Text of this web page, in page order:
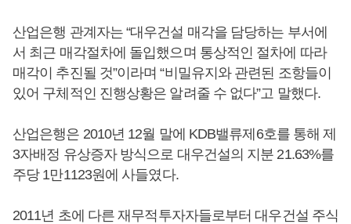
산업은행 관계자는 “대우건설 매각을 담당하는 부서에
서 최근 매각절차에 돌입했으며 통상적인 절차에 따라
매각이 추진될 것”이라며 “비밀유지와 관련된 조항들이
있어 구체적인 진행상황은 알려줄 수 없다”고 말했다.
산업은행은 2010년 12월 말에 KDB밸류제6호를 통해 제
3자배정 유상증자 방식으로 대우건설의 지분 21.63%를
주당 1만1123원에 사들였다.
2011년 초에 다른 재무적투자자들로부터 대우건설 주식